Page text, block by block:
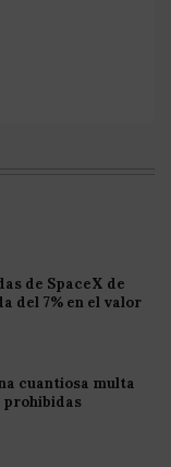
de SpaceX de
del 7% en el valor
cuantiosa multa